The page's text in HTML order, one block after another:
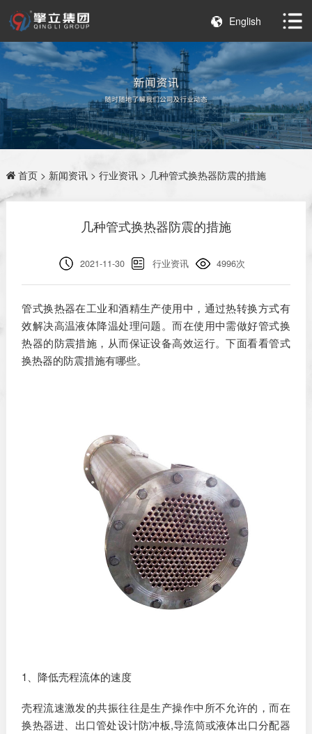
English
首页> 新闻资讯> 行业资讯> 几种管式换热器防震的措施
几种管式换热器防震的措施
2021-11-30 行业资讯 4996次
管式换热器在工业和酒精生产使用中，通过热转换方式有
效解决高温液体降温处理问题。而在使用中需做好管式换
热器的防震措施，从而保证设备高效运行。下面看看管式
换热器的防震措施有哪些。
1、降低壳程流体的速度
壳程流速激发的共振往往是生产操作中所不允许的，而在
换热器进、出口管处设计防冲板,导流筒或液体出口分配器